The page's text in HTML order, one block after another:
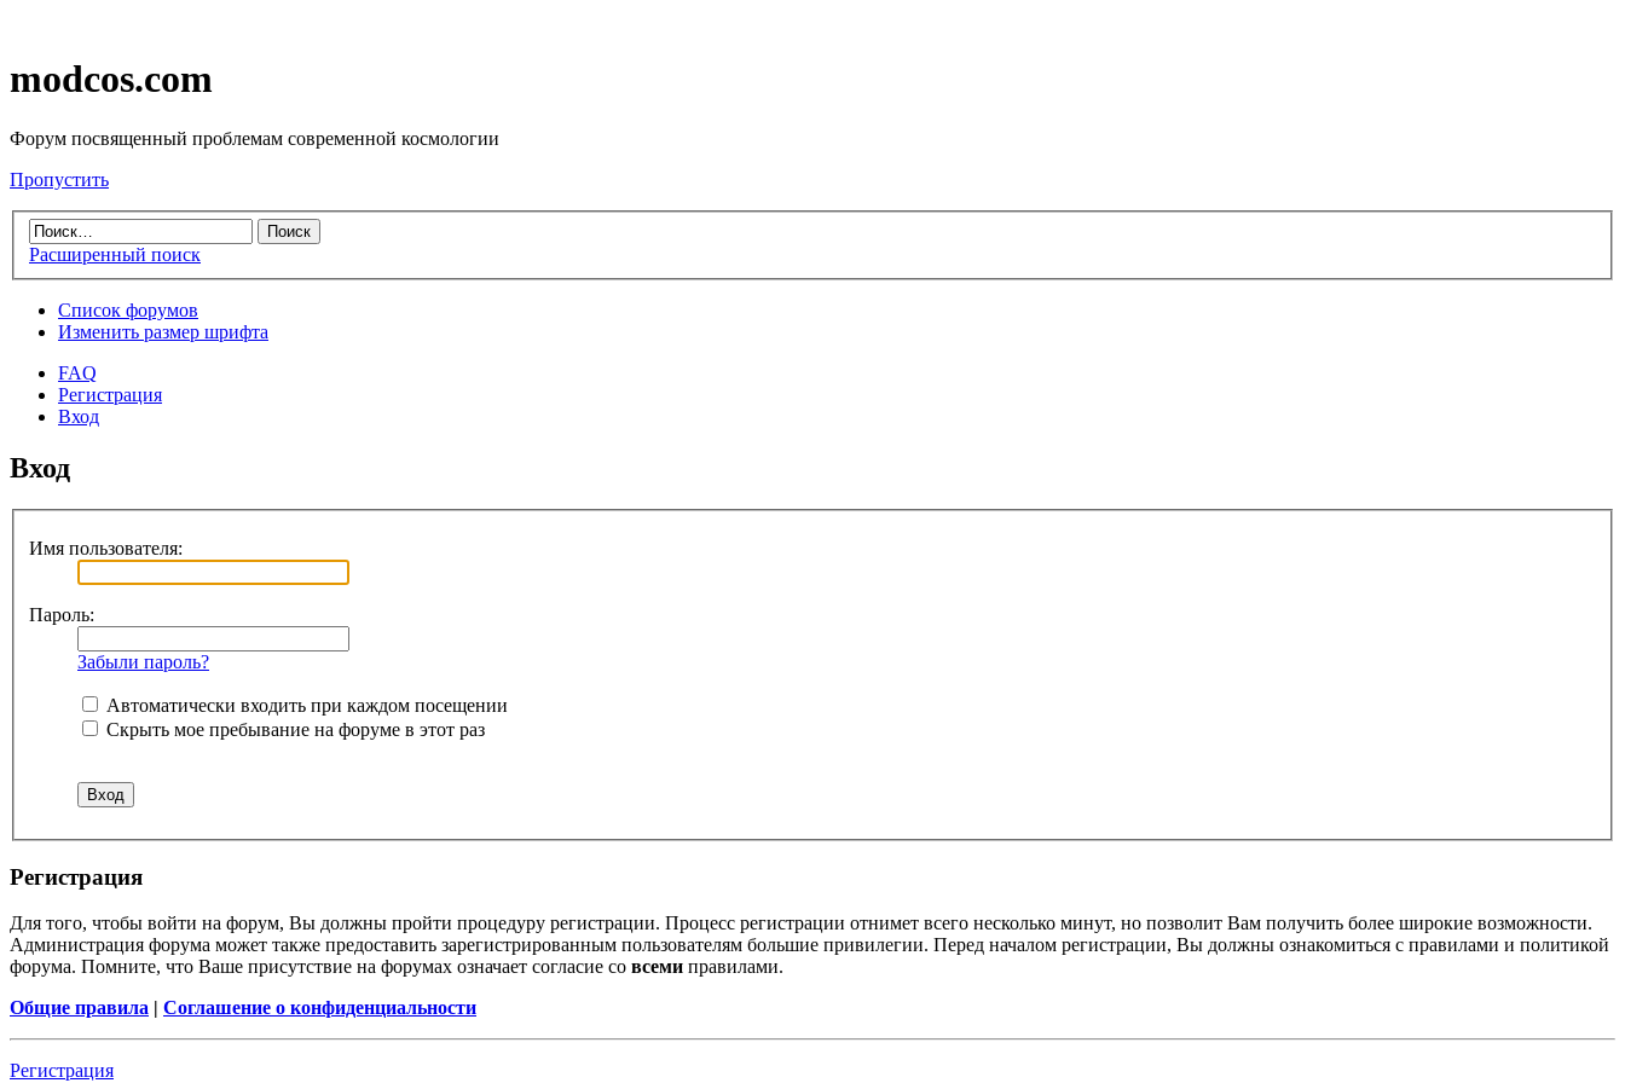
modcos.com
Форум посвященный проблемам современной космологии
Пропустить
Расширенный поиск
Список форумов
Изменить размер шрифта
FAQ
Регистрация
Вход
Вход
Имя пользователя:
Пароль:
Забыли пароль?
Автоматически входить при каждом посещении
Скрыть мое пребывание на форуме в этот раз
Регистрация
Для того, чтобы войти на форум, Вы должны пройти процедуру регистрации. Процесс регистрации отнимет всего несколько минут, но позволит Вам получить более широкие возможности.
Администрация форума может также предоставить зарегистрированным пользователям большие привилегии. Перед началом регистрации, Вы должны ознакомиться с правилами и политикой
форума. Помните, что Ваше присутствие на форумах означает согласие со всеми правилами.
Общие правила | Соглашение о конфиденциальности
Регистрация